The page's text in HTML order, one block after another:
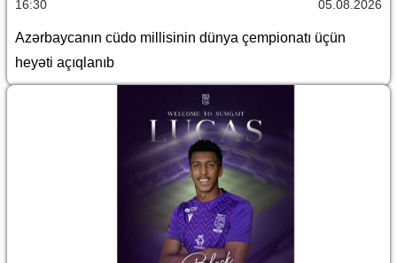
16:30 05.08.2026
Azərbaycanın cüdo millisinin dünya çempionatı üçün
heyəti açıqlanıb